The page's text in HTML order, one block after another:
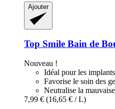
Ajouter
Top Smile Bain de
Nouveau !
Idéal pour les
Favorise le soin des
Neutralise la
7,99 € (16,65 € / L)